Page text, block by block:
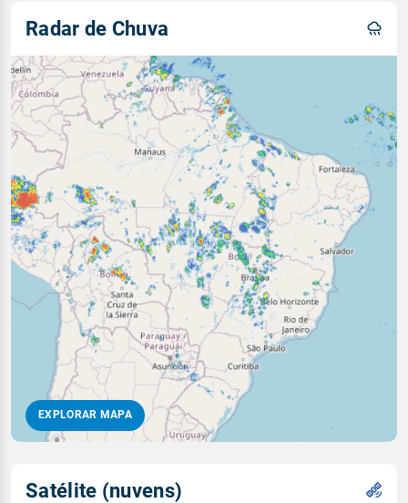
Radar de Chuva
EXPLORAR MAPA
Satélite (nuvens)